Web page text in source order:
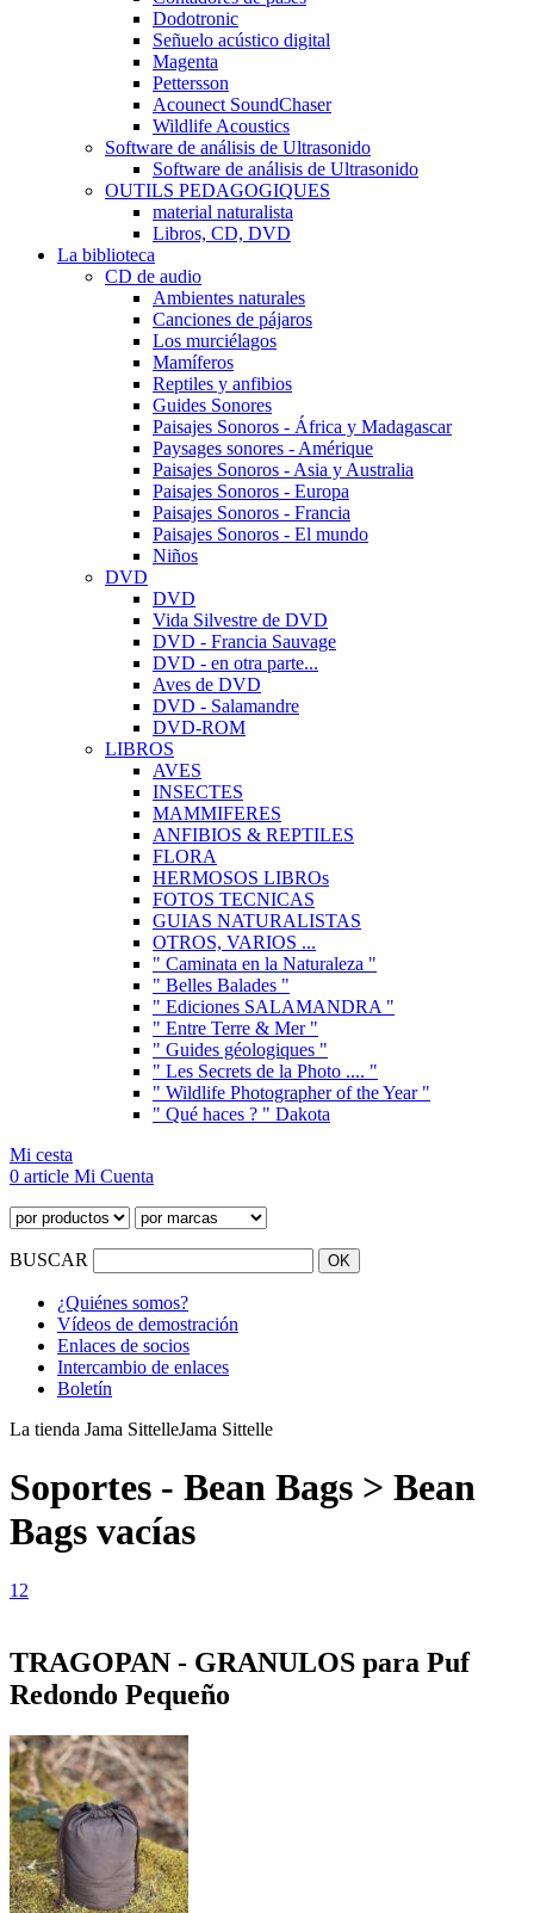
Dodotronic
Señuelo acústico digital
Magenta
Pettersson
Acounect SoundChaser
Wildlife Acoustics
Software de análisis de Ultrasonido
Software de análisis de Ultrasonido
OUTILS PEDAGOGIQUES
material naturalista
Libros, CD, DVD
La biblioteca
CD de audio
Ambientes naturales
Canciones de pájaros
Los murciélagos
Mamíferos
Reptiles y anfibios
Guides Sonores
Paisajes Sonoros - África y Madagascar
Paysages sonores - Amérique
Paisajes Sonoros - Asia y Australia
Paisajes Sonoros - Europa
Paisajes Sonoros - Francia
Paisajes Sonoros - El mundo
Niños
DVD
DVD
Vida Silvestre de DVD
DVD - Francia Sauvage
DVD - en otra parte...
Aves de DVD
DVD - Salamandre
DVD-ROM
LIBROS
AVES
INSECTES
MAMMIFERES
ANFIBIOS & REPTILES
FLORA
HERMOSOS LIBROs
FOTOS TECNICAS
GUIAS NATURALISTAS
OTROS, VARIOS ...
" Caminata en la Naturaleza "
" Belles Balades "
" Ediciones SALAMANDRA "
" Entre Terre & Mer "
" Guides géologiques "
" Les Secrets de la Photo .... "
" Wildlife Photographer of the Year "
" Qué haces ? " Dakota
Mi cesta
0 article Mi Cuenta
BUSCAR
¿Quiénes somos?
Vídeos de demostración
Enlaces de socios
Intercambio de enlaces
Boletín
La tienda Jama SittelleJama Sittelle
Soportes - Bean Bags > Bean
Bags vacías
1 2
TRAGOPAN - GRANULOS para Puf
Redondo Pequeño